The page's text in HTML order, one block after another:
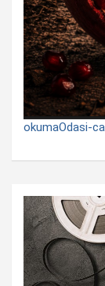
okumaOdasi-